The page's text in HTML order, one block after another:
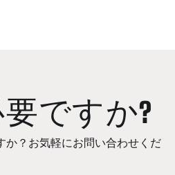
ですか?
か？お気軽にお問い合わせくだ